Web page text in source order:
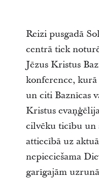
Reizi pusgadā
centrā tiek
Jēzus Kristus
konference,
un citi Baznīcas
Kristus
cilvēku ticību un
attiecībā uz
nepieciešama
garīgajām